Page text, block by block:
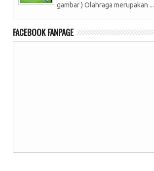
gambar ) Olahraga merupakan ...
FACEBOOK FANPAGE